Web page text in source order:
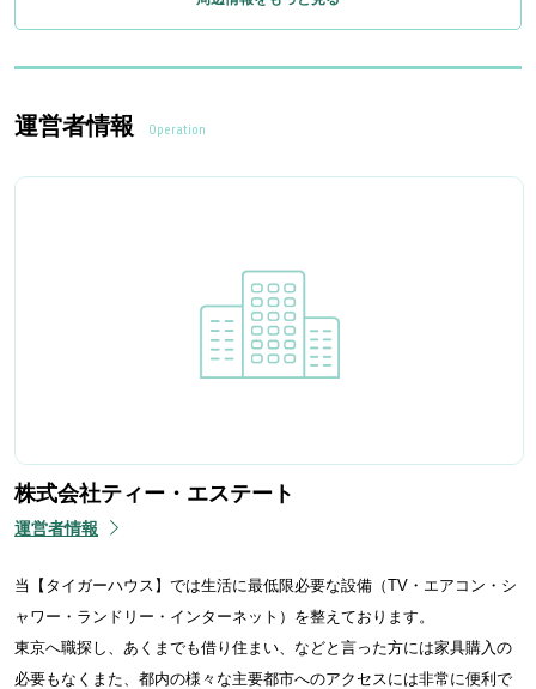
運営者情報 Operation
株式会社ティー・エステート
運営者情報
当【タイガーハウス】では生活に最低限必要な設備（TV・エアコン・シ
ャワー・ランドリー・インターネット）を整えております。
東京へ職探し、あくまでも借り住まい、などと言った方には家具購入の
必要もなくまた、都内の様々な主要都市へのアクセスには非常に便利で